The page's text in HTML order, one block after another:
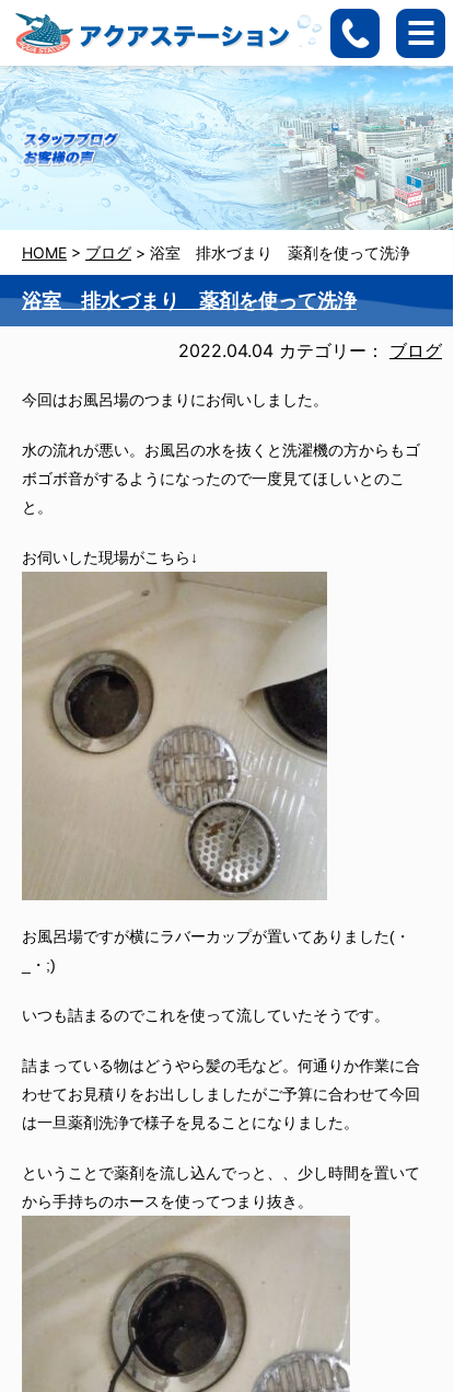
HOME > ブログ > 浴室 排水づまり 薬剤を使って洗浄
浴室 排水づまり 薬剤を使って洗浄
2022.04.04 カテゴリー： ブログ
今回はお風呂場のつまりにお伺いしました。
水の流れが悪い。お風呂の水を抜くと洗濯機の方からもゴ
ボゴボ音がするようになったので一度見てほしいとのこ
と。
お伺いした現場がこちら↓
お風呂場ですが横にラバーカップが置いてありました(・
_・;)
いつも詰まるのでこれを使って流していたそうです。
詰まっている物はどうやら髪の毛など。何通りか作業に合
わせてお見積りをお出ししましたがご予算に合わせて今回
は一旦薬剤洗浄で様子を見ることになりました。
ということで薬剤を流し込んでっと、、少し時間を置いて
から手持ちのホースを使ってつまり抜き。